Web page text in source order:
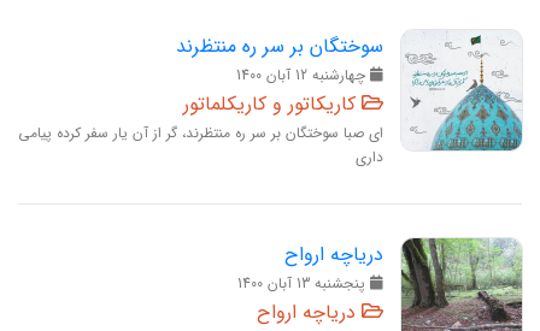
سوختگان بر سر ره منتظرند
چهارشنبه 12 آبان 1400
کاریکاتور و کاریکلماتور
ای صبا سوختگان بر سر ره منتظرند، گر از آن یار سفر کرده پیامی
داری
دریاچه ارواح
پنجشنبه 13 آبان 1400
دریاچه ارواح